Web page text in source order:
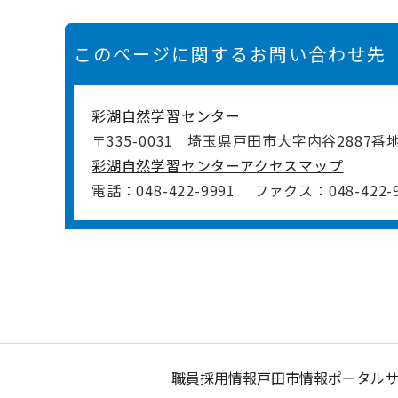
このページに関するお問い合わせ先
彩湖自然学習センター
〒335-0031
埼玉県戸田市大字内谷2887
彩湖自然学習センターアクセスマップ
電話：048-422-9991
ファクス：048-422-
職員採用情報戸田市情報ポータル